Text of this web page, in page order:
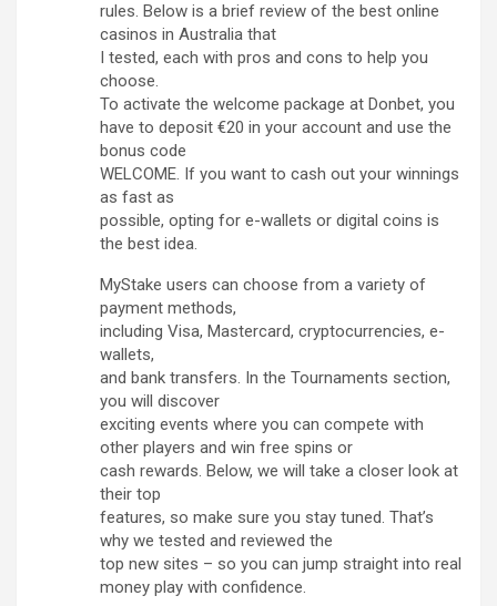
rules. Below is a brief review of the best online
casinos in Australia that
I tested, each with pros and cons to help you
choose.
To activate the welcome package at Donbet, you
have to deposit €20 in your account and use the
bonus code
WELCOME. If you want to cash out your winnings
as fast as
possible, opting for e-wallets or digital coins is
the best idea.
MyStake users can choose from a variety of
payment methods,
including Visa, Mastercard, cryptocurrencies, e-
wallets,
and bank transfers. In the Tournaments section,
you will discover
exciting events where you can compete with
other players and win free spins or
cash rewards. Below, we will take a closer look at
their top
features, so make sure you stay tuned. That’s
why we tested and reviewed the
top new sites – so you can jump straight into real
money play with confidence.